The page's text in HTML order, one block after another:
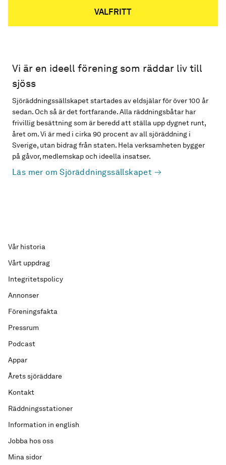
VALFRITT
Vi är en ideell förening som räddar liv till
sjöss
Sjöräddningssällskapet startades av eldsjälar för över 100 år
sedan. Och så är det fortfarande. Alla räddningsbåtar har
frivillig besättning som är beredd att ställa upp dygnet runt,
året om. Vi är med i cirka 90 procent av all sjöräddning i
Sverige, utan bidrag från staten. Hela verksamheten bygger
på gåvor, medlemskap och ideella insatser.
Läs mer om Sjöräddningssällskapet
Vår historia
Vårt uppdrag
Integritetspolicy
Annonser
Föreningsfakta
Pressrum
Podcast
Appar
Årets sjöräddare
Kontakt
Räddningsstationer
Information in english
Jobba hos oss
Mina sidor